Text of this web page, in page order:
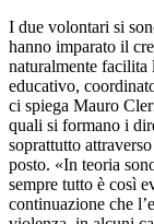
I due volontari si
hanno imparato il
naturalmente facilita
educativo,
ci spiega Mauro
quali si formano i
soprattutto
posto. «In teoria
sempre tutto è così
continuazione che